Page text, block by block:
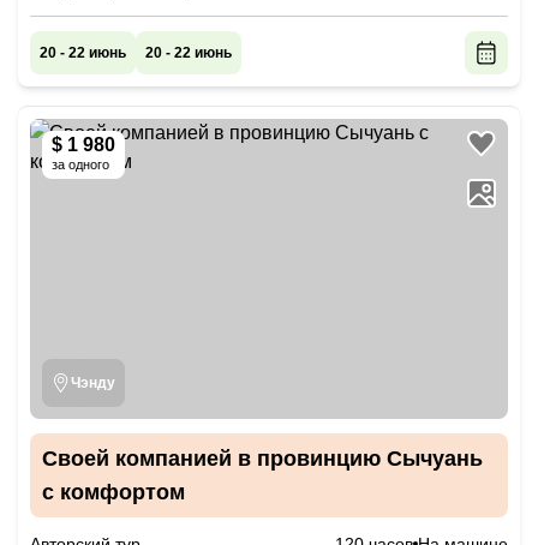
20 - 22 июнь 20 - 22 июнь
$ 1 980
за одного
Чэнду
Своей компанией в провинцию Сычуань
с комфортом